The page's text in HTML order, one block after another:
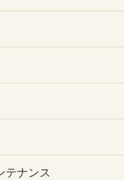
テナンス